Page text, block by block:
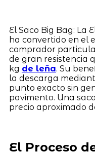
El Saco Big Bag: La
ha convertido en el
comprador
de gran resistencia
kg de leña. Su
la descarga
punto exacto sin
pavimento. Una
precio aproximado
El Proceso